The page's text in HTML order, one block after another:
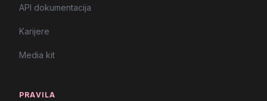
API dokumentacija
Karijere
Media kit
PRAVILA